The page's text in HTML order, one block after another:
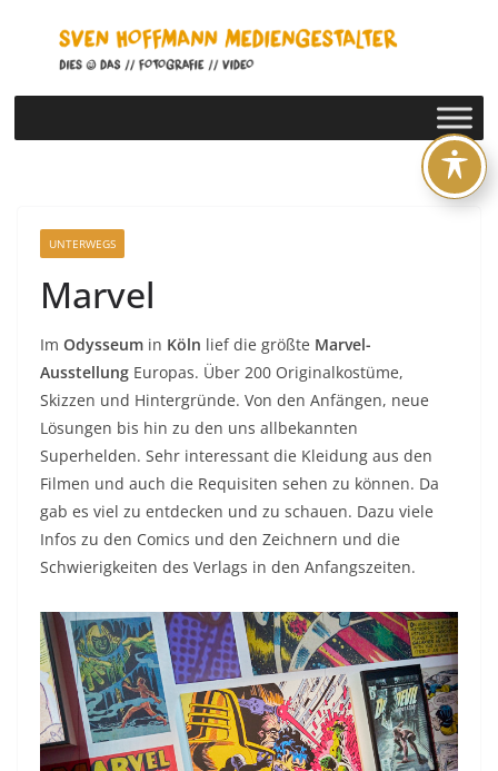
springen
UNTERWEGS
Marvel
Im Odysseum in Köln lief die größte Marvel-
Ausstellung Europas. Über 200 Originalkostüme,
Skizzen und Hintergründe. Von den Anfängen, neue
Lösungen bis hin zu den uns allbekannten
Superhelden. Sehr interessant die Kleidung aus den
Filmen und auch die Requisiten sehen zu können. Da
gab es viel zu entdecken und zu schauen. Dazu viele
Infos zu den Comics und den Zeichnern und die
Schwierigkeiten des Verlags in den Anfangszeiten.